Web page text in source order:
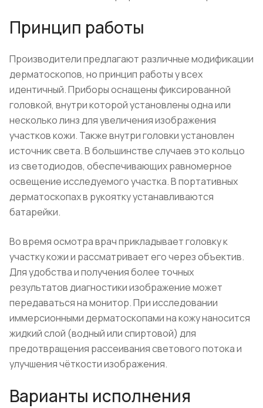
Принцип работы
Производители предлагают различные модификации
дерматоскопов, но принцип работы у всех
идентичный. Приборы оснащены фиксированной
головкой, внутри которой установлены одна или
несколько линз для увеличения изображения
участков кожи. Также внутри головки установлен
источник света. В большинстве случаев это кольцо
из светодиодов, обеспечивающих равномерное
освещение исследуемого участка. В портативных
дерматоскопах в рукоятку устанавливаются
батарейки.
Во время осмотра врач прикладывает головку к
участку кожи и рассматривает его через объектив.
Для удобства и получения более точных
результатов диагностики изображение может
передаваться на монитор. При исследовании
иммерсионными дерматоскопами на кожу наносится
жидкий слой (водный или спиртовой) для
предотвращения рассеивания светового потока и
улучшения чёткости изображения.
Варианты исполнения